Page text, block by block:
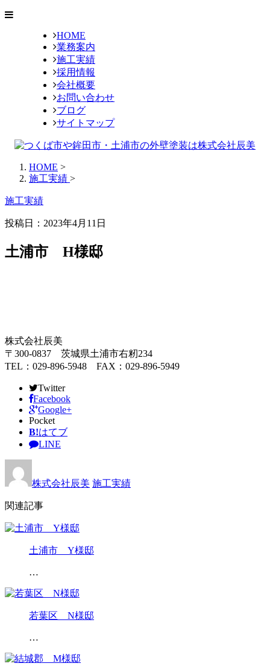
HOME
業務案内
施工実績
採用情報
会社概要
お問い合わせ
ブログ
サイトマップ
HOME >
施工実績 >
施工実績
投稿日： 2023年4月11日
土浦市 H様邸
株式会社辰美
〒300-0837 茨城県土浦市右籾234
TEL：029-896-5948 FAX：029-896-5949
Twitter
Facebook
Google+
Pocket
B!はてブ
LINE
株式会社辰美 施工実績
関連記事
土浦市 Y様邸
…
若葉区 N様邸
…